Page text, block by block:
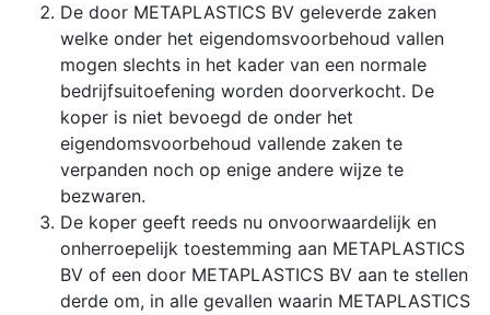
De door METAPLASTICS BV geleverde zaken
welke onder het eigendomsvoorbehoud vallen
mogen slechts in het kader van een normale
bedrijfsuitoefening worden doorverkocht. De
koper is niet bevoegd de onder het
eigendomsvoorbehoud vallende zaken te
verpanden noch op enige andere wijze te
bezwaren.
De koper geeft reeds nu onvoorwaardelijk en
onherroepelijk toestemming aan METAPLASTICS
BV of een door METAPLASTICS BV aan te stellen
derde om, in alle gevallen waarin METAPLASTICS